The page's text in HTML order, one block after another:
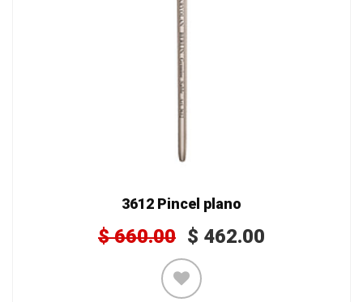
3612 Pincel plano
$660.00 $ 462.00